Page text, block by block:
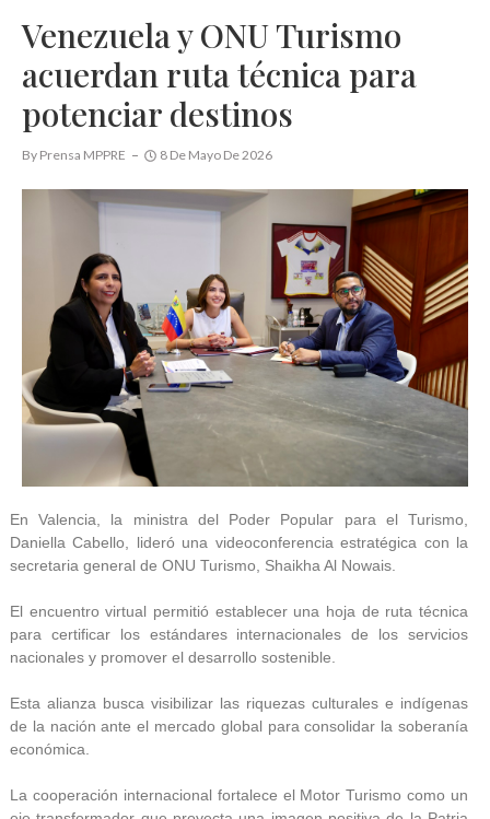
Venezuela y ONU Turismo
acuerdan ruta técnica para
potenciar destinos
By Prensa MPPRE 8 De Mayo De 2026
En Valencia, la ministra del Poder Popular para el Turismo,
Daniella Cabello, lideró una videoconferencia estratégica con la
secretaria general de ONU Turismo, Shaikha Al Nowais.
El encuentro virtual permitió establecer una hoja de ruta técnica
para certificar los estándares internacionales de los servicios
nacionales y promover el desarrollo sostenible.
Esta alianza busca visibilizar las riquezas culturales e indígenas
de la nación ante el mercado global para consolidar la soberanía
económica.
La cooperación internacional fortalece el Motor Turismo como un